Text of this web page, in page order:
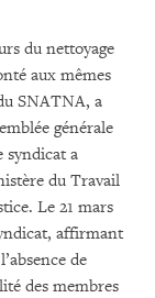
du nettoyage
aux mêmes
SNATNA, a
générale
syndicat a
du Travail
Le 21 mars
affirmant
de
des membres